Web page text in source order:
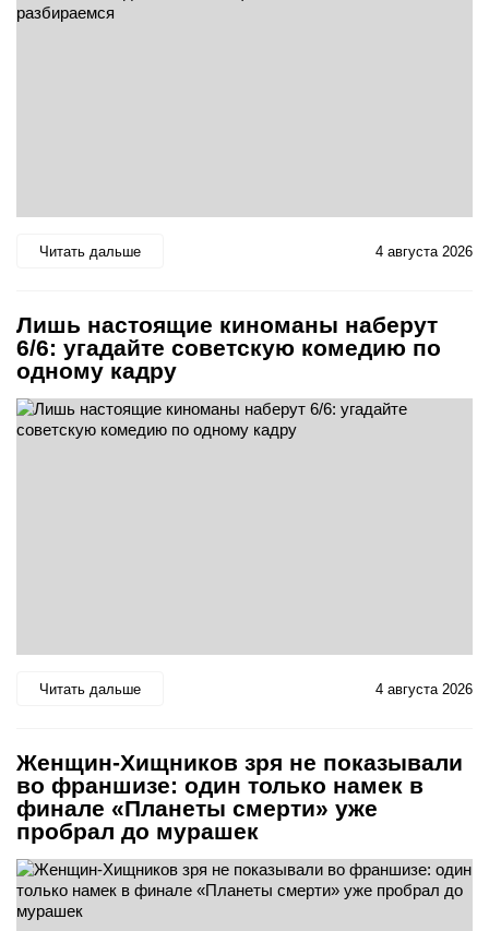
Читать дальше 4 августа 2026
Лишь настоящие киноманы наберут
6/6: угадайте советскую комедию по
одному кадру
Читать дальше 4 августа 2026
Женщин-Хищников зря не показывали
во франшизе: один только намек в
финале «Планеты смерти» уже
пробрал до мурашек